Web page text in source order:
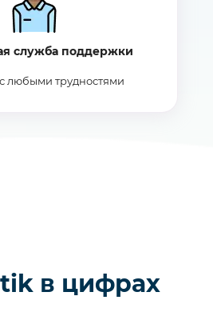
служба поддержки
любыми трудностями
в цифрах